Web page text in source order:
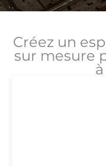
Créez un
sur mesure